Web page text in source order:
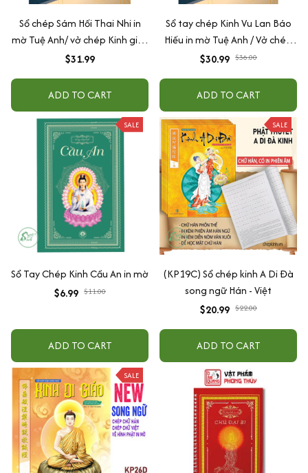
Sổ chép Sám Hối Thai Nhi in
mờ Tuệ Anh/ vở chép Kinh giấy
cổ (Tặng kèm Hộp đựng)
$31.99
ADD TO CART
Sổ tay chép Kinh Vu Lan Báo
Hiếu in mờ Tuệ Anh / Vở chép
Kinh giấy cổ (Tặng kèm Hộp
$30.99 $36.00
ADD TO CART
SALE
Sổ Tay Chép Kinh Cầu An in mờ
$6.99 $11.00
ADD TO CART
SALE
(KP19C) Sổ chép kinh A Di Đà
song ngữ Hán - Việt
$20.99 $22.00
ADD TO CART
SALE